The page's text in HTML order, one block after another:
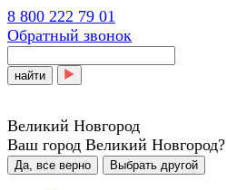
8 800 222 79 01
Обратный звонок
найти
Великий Новгород
Ваш город Великий Новгород?
Да, все верно Выбрать другой